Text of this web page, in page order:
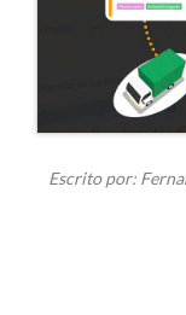
Escrito por: